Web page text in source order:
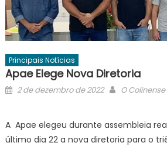
Principais Notícias
Apae Elege Nova Diretoria
Posted
2 de dezembro de 2022 Author
O Colinense
A Apae elegeu durante assembleia
último dia 22 a nova diretoria para o